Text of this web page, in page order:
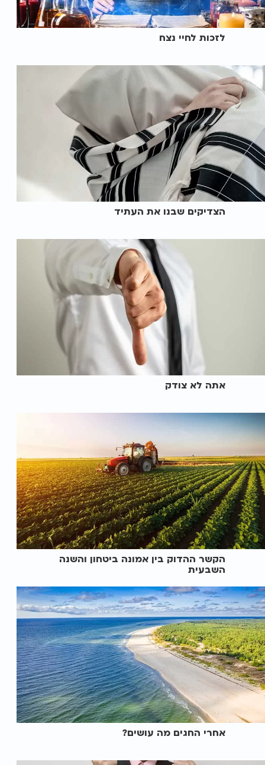
לזכות לחיי נצח
הצדיקים שבנו את העתיד
אתה לא צודק
הקשר ההדוק בין אמונה ביטחון והשנה
השבעית
אחרי החגים מה עושים?